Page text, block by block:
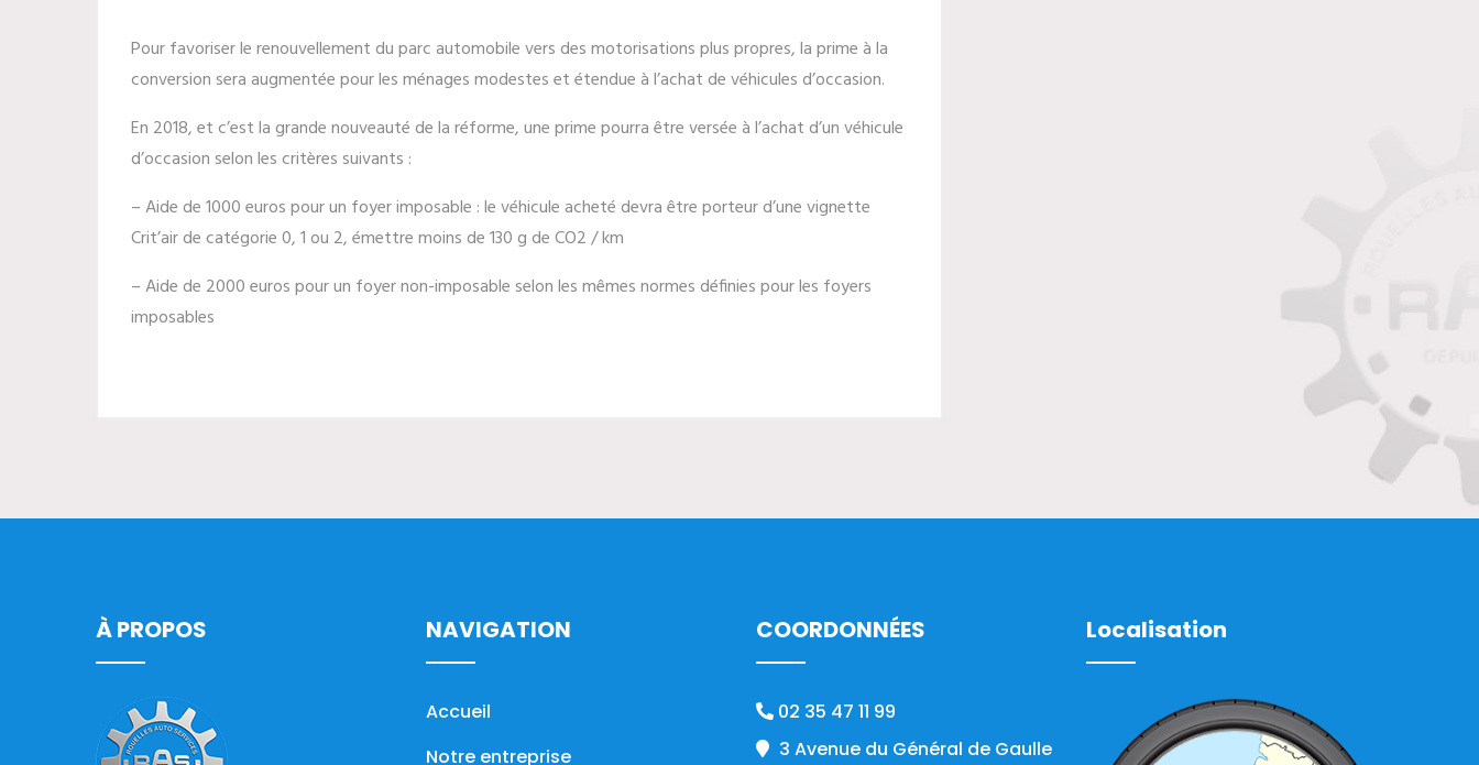
Pour favoriser le renouvellement du parc automobile vers des motorisations plus propres, la prime à la
conversion sera augmentée pour les ménages modestes et étendue à l’achat de véhicules d’occasion.
En 2018, et c’est la grande nouveauté de la réforme, une prime pourra être versée à l’achat d’un véhicule
d’occasion selon les critères suivants :
– Aide de 1000 euros pour un foyer imposable : le véhicule acheté devra être porteur d’une vignette
Crit’air de catégorie 0, 1 ou 2, émettre moins de 130 g de CO2 / km
– Aide de 2000 euros pour un foyer non-imposable selon les mêmes normes définies pour les foyers
imposables
À PROPOS NAVIGATION
Accueil
Notre entreprise
COORDONNÉES
02 35 47 11 99
3 Avenue du Général de Gaulle
Localisation